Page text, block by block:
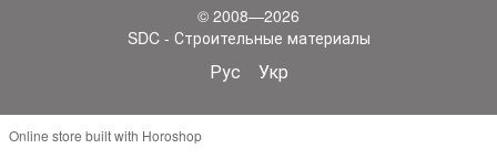
© 2008—2026
SDC - Строительные материалы
Рус Укр
Online store built with Horoshop